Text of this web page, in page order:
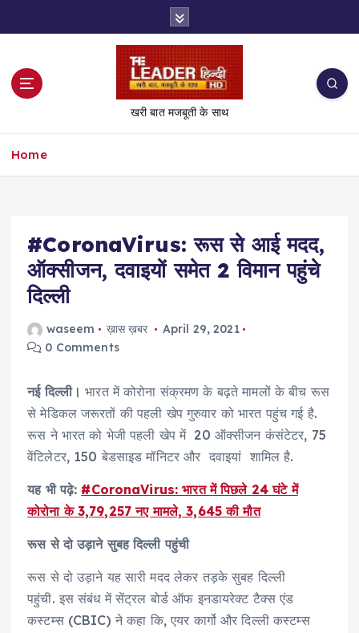
t
खरी बात मजबूती के साथ
Home
#CoronaVirus: रूस से आई मदद,
ऑक्सीजन, दवाइयों समेत 2 विमान पहुंचे
दिल्ली
waseem ख़ास ख़बर
April 29, 2021
0 Comments
नई दिल्ली। भारत में कोरोना संक्रमण के बढ़ते मामलों के बीच रूस
से मेडिकल जरूरतों की पहली खेप गुरुवार को भारत पहुंच गई है.
रूस ने भारत को भेजी पहली खेप में 20 ऑक्सीजन कंसंटेटर, 75
वेंटिलेटर, 150 बेडसाइड मॉनिटर और दवाइयां शामिल है.
यह भी पढ़े: #CoronaVirus: भारत में पिछले 24 घंटे में
कोरोना के 3,79,257 नए मामले, 3,645 की मौत
रूस से दो उड़ाने सुबह दिल्ली पहुंची
रूस से दो उड़ाने यह सारी मदद लेकर तड़के सुबह दिल्ली
पहुंची. इस संबंध में सेंट्रल बोर्ड ऑफ इनडायरेक्ट टैक्स एंड
कस्टम्स (CBIC) ने कहा कि, एयर कार्गो और दिल्ली कस्टम्स